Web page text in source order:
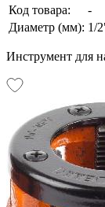
Код товара:
-
Диаметр (мм): 1/
Инструмент для